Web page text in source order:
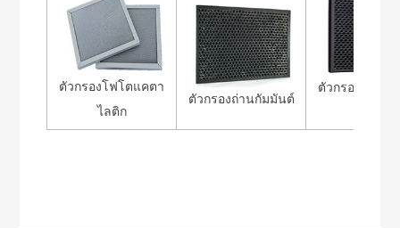
ตัวกรองโฟโตแคตา
ไลติก
ตัวกรองถ่านกัมมันต์
ตัวกรองตัวเร่ง